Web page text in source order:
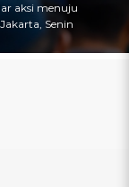
aksi menuju
Senin